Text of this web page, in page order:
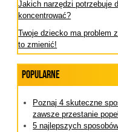
Jakich narzędzi potrzebuje
koncentrować?
Twoje dziecko ma problem
to zmienić!
Popularne
Poznaj 4 skuteczne
zawsze przestanie
5 najlepszych